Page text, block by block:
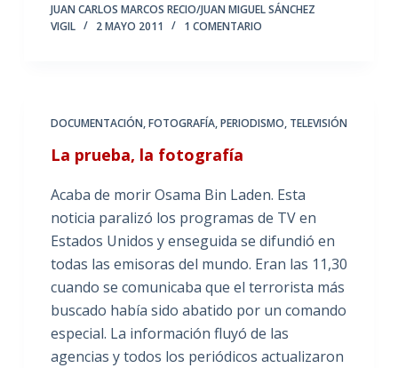
JUAN CARLOS MARCOS RECIO/JUAN MIGUEL SÁNCHEZ
VIGIL
2 MAYO 2011 1 COMENTARIO
DOCUMENTACIÓN,FOTOGRAFÍA,PERIODISMO, TELEVISIÓN
La prueba, la fotografía
Acaba de morir Osama Bin Laden. Esta
noticia paralizó los programas de TV en
Estados Unidos y enseguida se difundió en
todas las emisoras del mundo. Eran las 11,30
cuando se comunicaba que el terrorista más
buscado había sido abatido por un comando
especial. La información fluyó de las
agencias y todos los periódicos actualizaron